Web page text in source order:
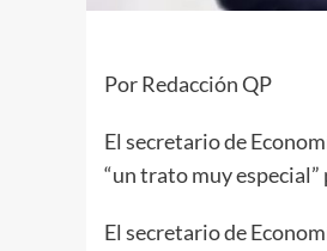
Por Redacción QP
El secretario de
“un trato muy especial”
El secretario de